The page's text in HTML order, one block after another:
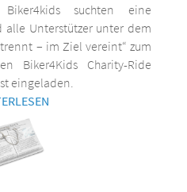
suchten eine
Unterstützer unter dem
– im Ziel vereint“ zum
Biker4Kids Charity-Ride
eingeladen.